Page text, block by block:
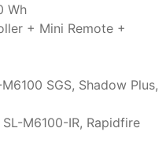
Wh
+ Mini Remote +
SGS, Shadow Plus,
M6100-IR, Rapidfire